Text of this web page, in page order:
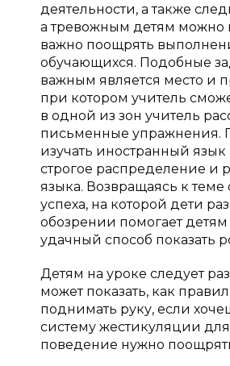
деятельности, а также
а тревожным детям можно
важно поощрять
обучающихся. Подобные
важным является место и
при котором учитель
в одной из зон учитель
письменные упражнения.
изучать иностранный
строгое распределение и
языка. Возвращаясь к теме
успеха, на которой дети
обозрении помогает детям
удачный способ показать
Детям на уроке следует
может показать, как
поднимать руку, если
систему жестикуляции
поведение нужно